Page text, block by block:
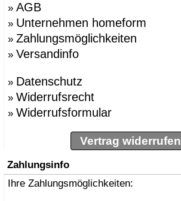
» AGB
» Unternehmen homeform
» Zahlungsmöglichkeiten
» Versandinfo
» Datenschutz
» Widerrufsrecht
» Widerrufsformular
Vertrag widerrufen
Zahlungsinfo
Ihre Zahlungsmöglichkeiten: